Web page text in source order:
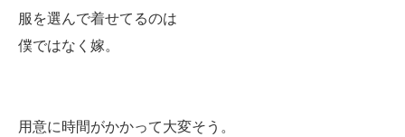
服を選んで着せてるのは
僕ではなく嫁。
用意に時間がかかって大変そう。